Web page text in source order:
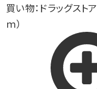
買い物：ドラッグストア
ｍ）